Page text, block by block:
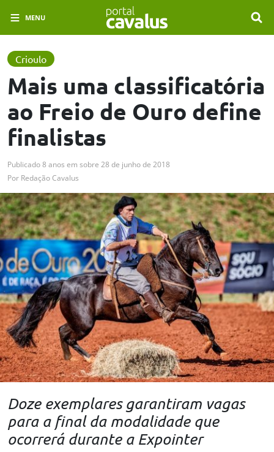
MENU
Crioulo
Mais uma classificatória
ao Freio de Ouro define
finalistas
Publicado8 anos em sobre 28 de junho de 2018
Por Redação Cavalus
Doze exemplares garantiram vagas
para a final da modalidade que
ocorrerá durante a Expointer